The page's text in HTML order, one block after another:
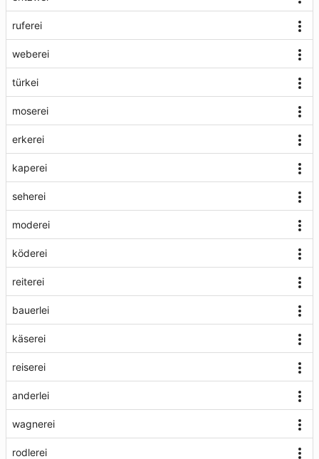
ruferei
weberei
türkei
moserei
erkerei
kaperei
seherei
moderei
köderei
reiterei
bauerlei
käserei
reiserei
anderlei
wagnerei
rodlerei